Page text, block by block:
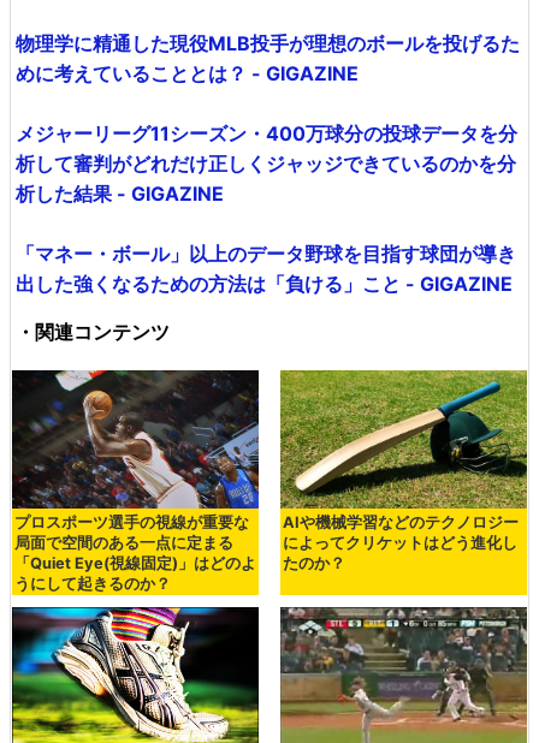
物理学に精通した現役MLB投手が理想のボールを投げるた
めに考えていることとは？ - GIGAZINE
メジャーリーグ11シーズン・400万球分の投球データを分
析して審判がどれだけ正しくジャッジできているのかを分
析した結果 - GIGAZINE
「マネー・ボール」以上のデータ野球を目指す球団が導き
出した強くなるための方法は「負ける」こと - GIGAZINE
・関連コンテンツ
プロスポーツ選手の視線が重要な
局面で空間のある一点に定まる
「Quiet Eye(視線固定)」はどのよ
うにして起きるのか？
AIや機械学習などのテクノロジー
によってクリケットはどう進化し
たのか？